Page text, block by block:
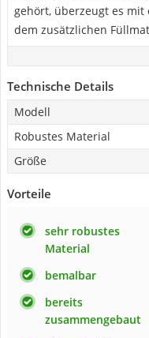
gehört, überzeugt es
dem zusätzlichen
Technische Details
Modell
Robustes Material
Größe
Vorteile
sehr robustes
Material
bemalbar
bereits
zusammengebaut